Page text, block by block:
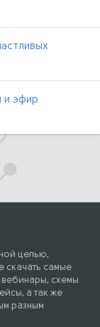
и эфир
целью,
скачать самые
вебинары, схемы
а так же
разным